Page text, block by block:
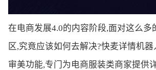
在电商发展4.0的内容阶段,面对这么多
区,究竟应该如何去解决?快麦详情机
审美功能,专门为电商服装类商家提供